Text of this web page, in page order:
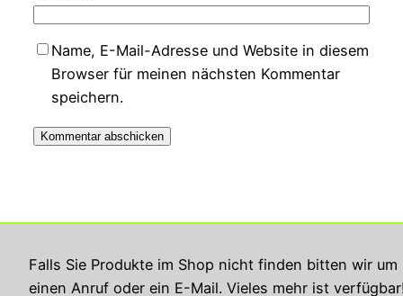
Falls Sie Produkte im Shop nicht finden bitten wir um
einen Anruf oder ein E-Mail. Vieles mehr ist
Name, E-Mail-Adresse und Website in diesem
Browser für meinen nächsten Kommentar
speichern.